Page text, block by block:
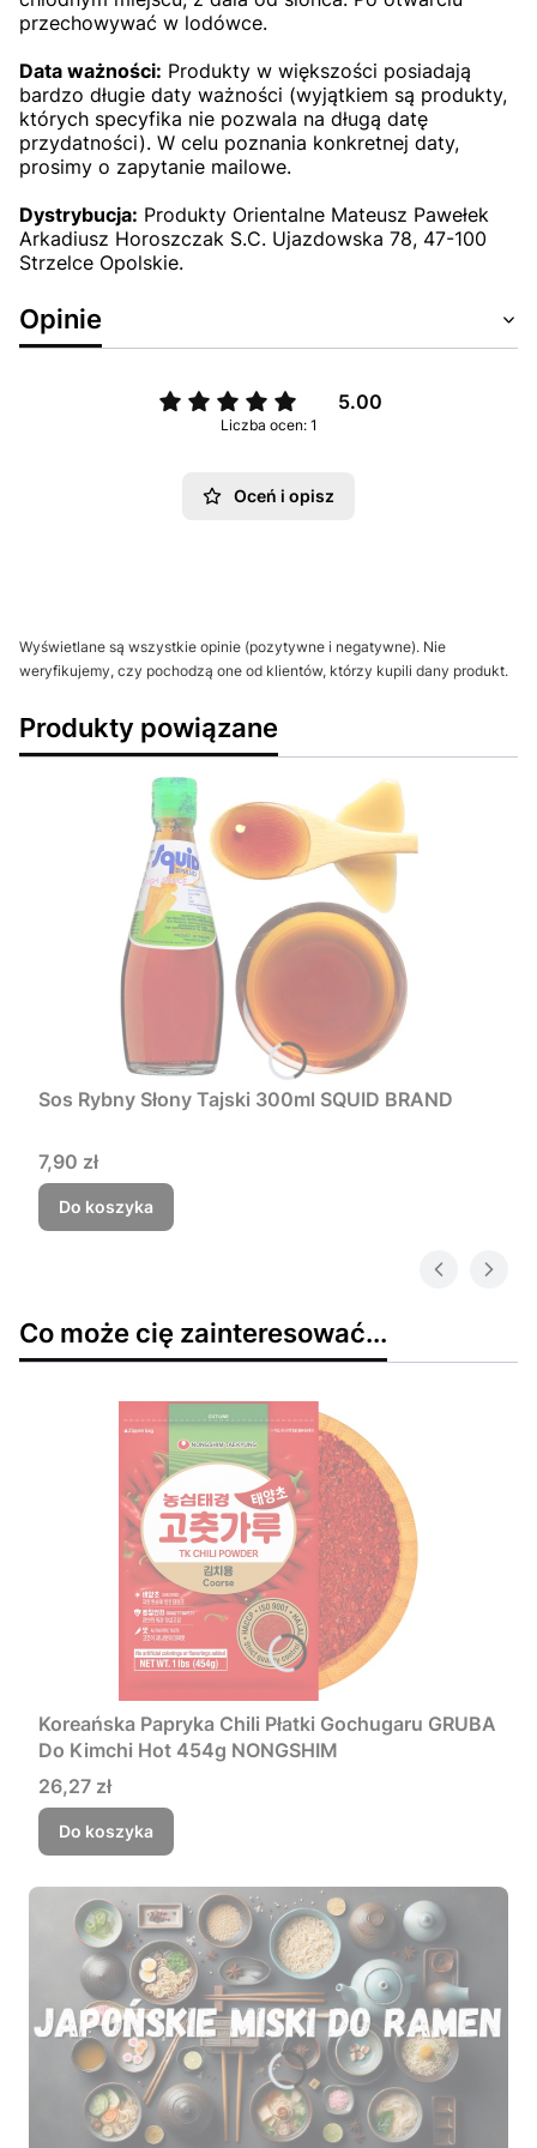
przechowywać w lodówce.
Data ważności: Produkty w większości posiadają
bardzo długie daty ważności (wyjątkiem są produkty,
których specyfika nie pozwala na długą datę
przydatności). W celu poznania konkretnej daty,
prosimy o zapytanie mailowe.
Dystrybucja: Produkty Orientalne Mateusz Pawełek
Arkadiusz Horoszczak S.C. Ujazdowska 78, 47-100
Strzelce Opolskie.
Opinie
5.00
Liczba ocen: 1
Oceń i opisz
Wyświetlane są wszystkie opinie (pozytywne i negatywne). Nie
weryfikujemy, czy pochodzą one od klientów, którzy kupili dany produkt.
Produkty powiązane
Sos Rybny Słony Tajski 300ml SQUID BRAND
Cena
7,90 zł
Do koszyka
Co może cię zainteresować...
Koreańska Papryka Chili Płatki Gochugaru GRUBA
Do Kimchi Hot 454g NONGSHIM
Cena
26,27 zł
Do koszyka